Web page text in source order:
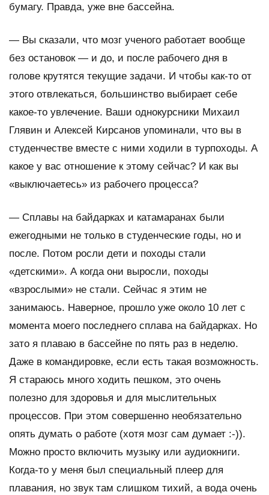
бумагу. Правда, уже вне бассейна.
— Вы сказали, что мозг ученого работает вообще
без остановок — и до, и после рабочего дня в
голове крутятся текущие задачи. И чтобы как-то от
этого отвлекаться, большинство выбирает себе
какое-то увлечение. Ваши однокурсники Михаил
Глявин и Алексей Кирсанов упоминали, что вы в
студенчестве вместе с ними ходили в турпоходы. А
какое у вас отношение к этому сейчас? И как вы
«выключаетесь» из рабочего процесса?
— Сплавы на байдарках и катамаранах были
ежегодными не только в студенческие годы, но и
после. Потом росли дети и походы стали
«детскими». А когда они выросли, походы
«взрослыми» не стали. Сейчас я этим не
занимаюсь. Наверное, прошло уже около 10 лет с
момента моего последнего сплава на байдарках. Но
зато я плаваю в бассейне по пять раз в неделю.
Даже в командировке, если есть такая возможность.
Я стараюсь много ходить пешком, это очень
полезно для здоровья и для мыслительных
процессов. При этом совершенно необязательно
опять думать о работе (хотя мозг сам думает :-)).
Можно просто включить музыку или аудиокниги.
Когда-то у меня был специальный плеер для
плавания, но звук там слишком тихий, а вода очень